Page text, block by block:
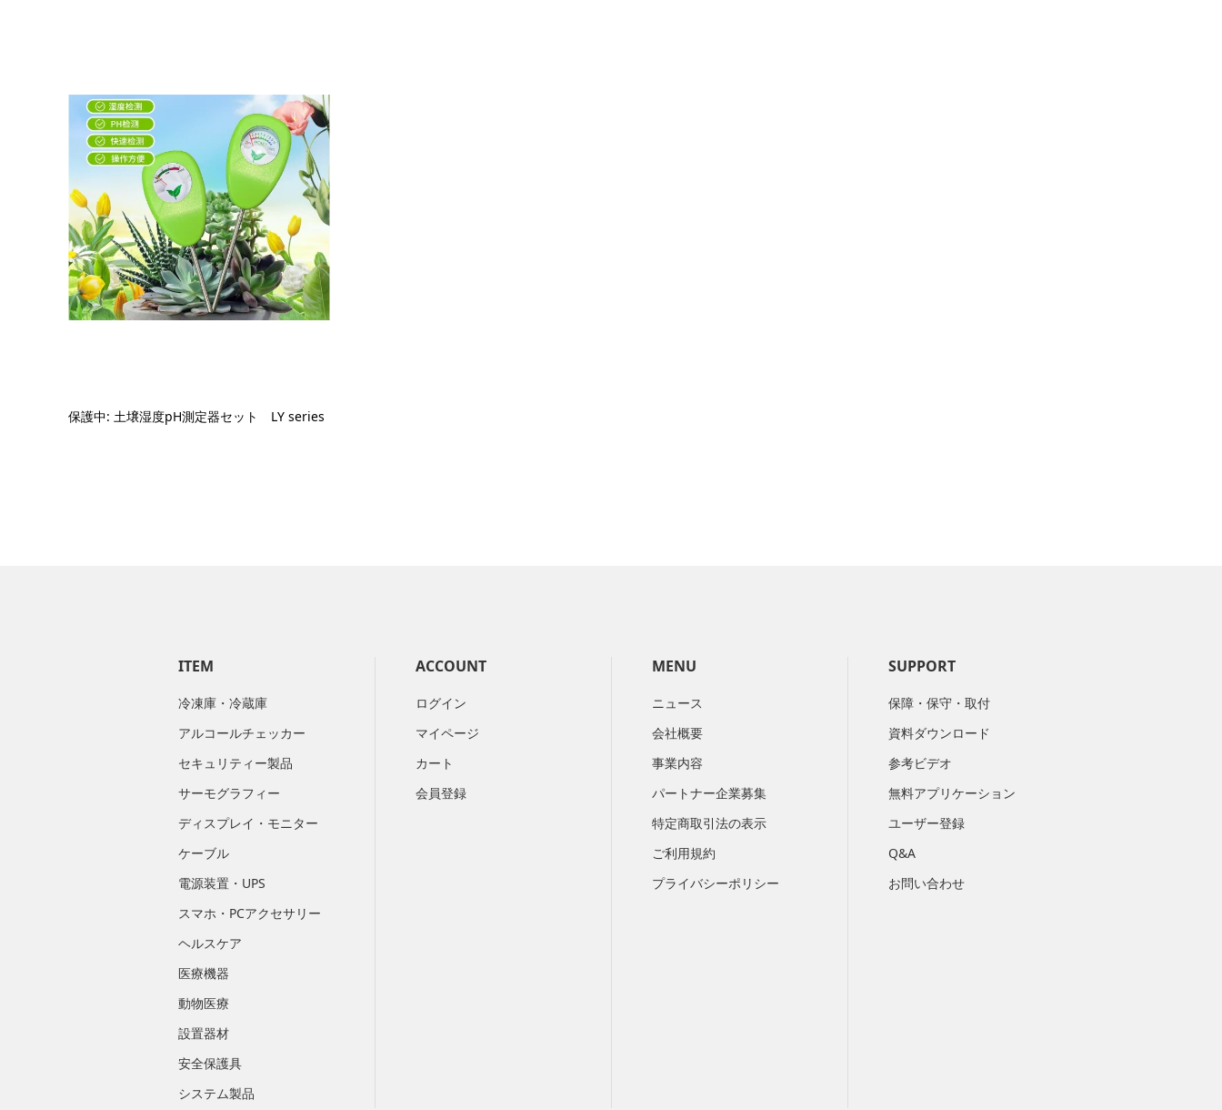
保護中: 土壌湿度pH測定器セット LY series
ITEM
冷凍庫・冷蔵庫
アルコールチェッカー
セキュリティー製品
サーモグラフィー
ディスプレイ・モニター
ケーブル
電源装置・UPS
スマホ・PCアクセサリー
ヘルスケア
医療機器
動物医療
設置器材
安全保護具
システム製品
ACCOUNT
ログイン
マイページ
カート
会員登録
MENU
ニュース
会社概要
​事業内容
パートナー企業募集
特定商取引法の表示
ご利用規約
プライバシーポリシー
SUPPORT
保障・保守・取付
資料ダウンロード
参考ビデオ
無料アプリケーション
ユーザー登録
Q&A
お問い合わせ